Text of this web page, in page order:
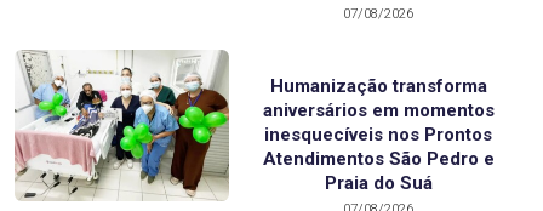
07/08/2026
Humanização transforma
aniversários em momentos
inesquecíveis nos Prontos
Atendimentos São Pedro e
Praia do Suá